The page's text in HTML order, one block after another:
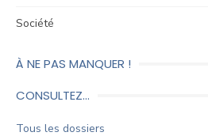
Société
À NE PAS MANQUER !
CONSULTEZ…
Tous les dossiers